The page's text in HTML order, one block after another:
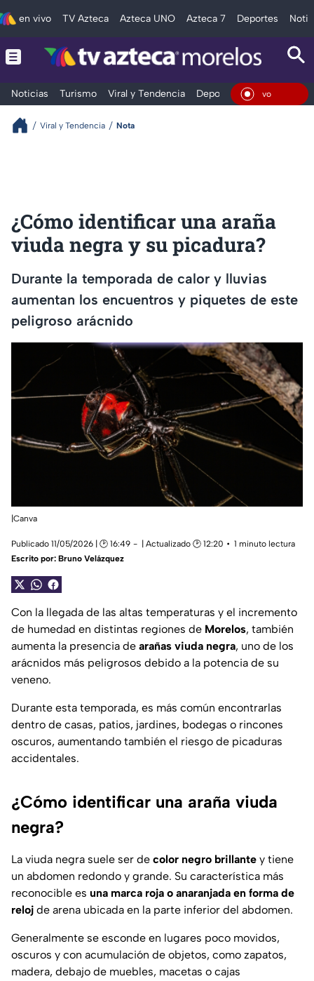
en vivo TV Azteca Azteca UNO Azteca 7 Deportes
Noticias Turismo Viral y Tendencia Deportes Espectáculos
En
Viral y Tendencia Nota
¿Cómo identificar una araña
viuda negra y su picadura?
Durante la temporada de calor y lluvias
aumentan los encuentros y piquetes de este
peligroso arácnido
|Canva
Publicado 11/05/2026 | 🕑 16:49 | Actualizado 🕑 12:20
1 minuto lectura
Escrito por: Bruno Velázquez
Con la llegada de las altas temperaturas y el incremento
de humedad en distintas regiones de Morelos, también
aumenta la presencia de arañas viuda negra, uno de los
arácnidos más peligrosos debido a la potencia de su
veneno.
Durante esta temporada, es más común encontrarlas
dentro de casas, patios, jardines, bodegas o rincones
oscuros, aumentando también el riesgo de picaduras
accidentales.
¿Cómo identificar una araña viuda
negra?
La viuda negra suele ser de color negro brillante y tiene
un abdomen redondo y grande. Su característica más
reconocible es una marca roja o anaranjada en forma de
reloj de arena ubicada en la parte inferior del abdomen.
Generalmente se esconde en lugares poco movidos,
oscuros y con acumulación de objetos, como zapatos,
madera, debajo de muebles, macetas o cajas